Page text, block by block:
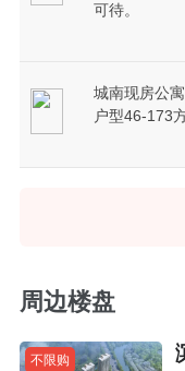
可待。
城南现房公
户型46-173
周边楼盘
不限购